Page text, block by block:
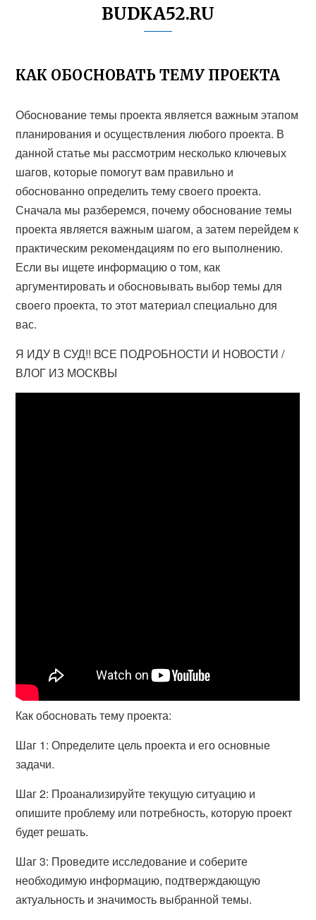
BUDKA52.RU
КАК ОБОСНОВАТЬ ТЕМУ ПРОЕКТА
Обоснование темы проекта является важным этапом
планирования и осуществления любого проекта. В
данной статье мы рассмотрим несколько ключевых
шагов, которые помогут вам правильно и
обоснованно определить тему своего проекта.
Сначала мы разберемся, почему обоснование темы
проекта является важным шагом, а затем перейдем к
практическим рекомендациям по его выполнению.
Если вы ищете информацию о том, как
аргументировать и обосновывать выбор темы для
своего проекта, то этот материал специально для
вас.
Я ИДУ В СУД!! ВСЕ ПОДРОБНОСТИ И НОВОСТИ /
ВЛОГ ИЗ МОСКВЫ
Как обосновать тему проекта:
Шаг 1: Определите цель проекта и его основные
задачи.
Шаг 2: Проанализируйте текущую ситуацию и
опишите проблему или потребность, которую проект
будет решать.
Шаг 3: Проведите исследование и соберите
необходимую информацию, подтверждающую
актуальность и значимость выбранной темы.